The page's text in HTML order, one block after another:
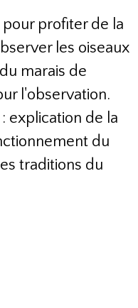
profiter de la
les oiseaux
marais de
l'observation.
explication de la
du
traditions du